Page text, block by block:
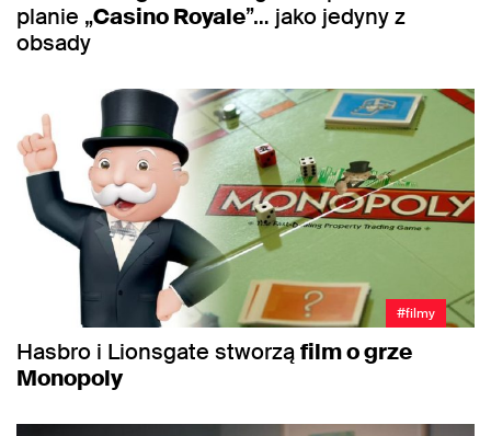
planie „Casino Royale”… jako jedyny z
obsady
#filmy
Hasbro i Lionsgate stworząfilm o grze
Monopoly